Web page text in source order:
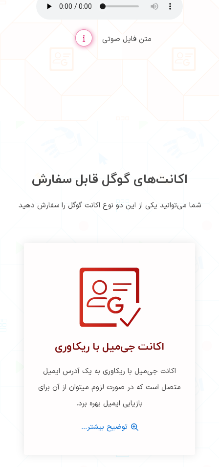
متن فایل صوتی
اکانت‌های گوگل قابل سفارش
شما می‌توانید یکی از این دو نوع اکانت گوگل را سفارش دهید
اکانت جی‌میل با ریکاوری
اکانت جی‌میل با ریکاوری به یک آدرس ایمیل
متصل است که در صورت لزوم میتوان از آن برای
بازیابی ایمیل بهره برد.
توضیح بیشتر...